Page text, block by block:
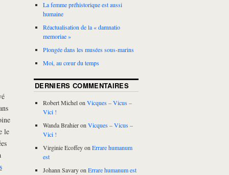
le
La femme préhistorique est aussi
humaine
Réactualisation de la « damnatio
memoriae »
Plongée dans les musées sous-marins
Moi, au cœur du temps
DERNIERS COMMENTAIRES
Robert MichelonVicques – Vicus –
Vici !
Wanda BrahieronVicques – Vicus –
Vici !
Virginie EcoffeyonErrare humanum
est
Johann SavaryonErrare humanum est